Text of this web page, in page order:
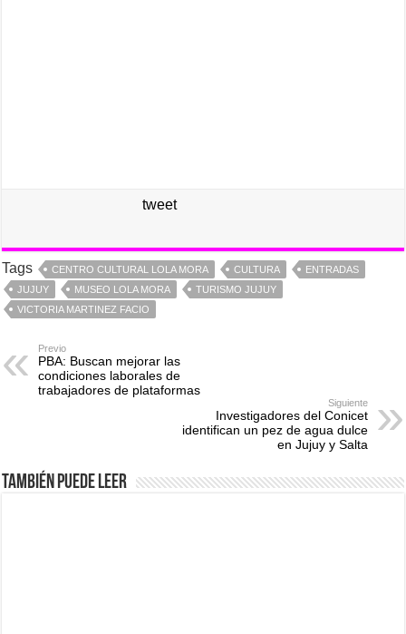
tweet
Tags CENTRO CULTURAL LOLA MORA CULTURA
ENTRADAS
JUJUY
MUSEO LOLA MORA
TURISMO JUJUY
VICTORIA MARTINEZ FACIO
Previo
PBA: Buscan mejorar las
condiciones laborales de
trabajadores de plataformas
Siguiente
Investigadores del Conicet
identifican un pez de agua dulce
en Jujuy y Salta
También puede leer